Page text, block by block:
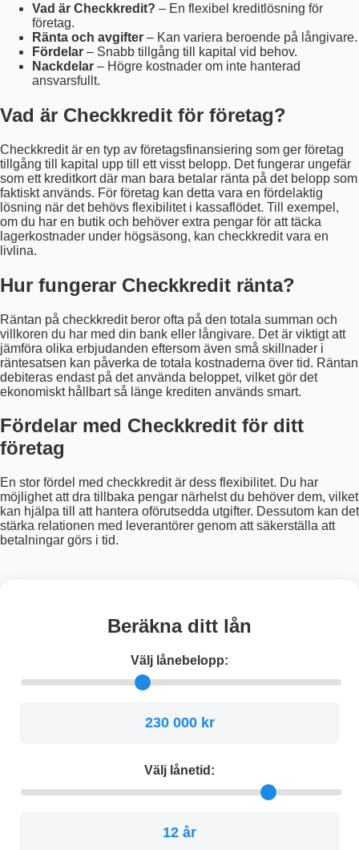
Vad är Checkkredit? – En flexibel kreditlösning för
företag.
Ränta och avgifter – Kan variera beroende på långivare.
Fördelar – Snabb tillgång till kapital vid behov.
Nackdelar – Högre kostnader om inte hanterad
ansvarsfullt.
Vad är Checkkredit för företag?
Checkkredit är en typ av företagsfinansiering som ger företag
tillgång till kapital upp till ett visst belopp. Det fungerar ungefär
som ett kreditkort där man bara betalar ränta på det belopp som
faktiskt används. För företag kan detta vara en fördelaktig
lösning när det behövs flexibilitet i kassaflödet. Till exempel,
om du har en butik och behöver extra pengar för att täcka
lagerkostnader under högsäsong, kan checkkredit vara en
livlina.
Hur fungerar Checkkredit ränta?
Räntan på checkkredit beror ofta på den totala summan och
villkoren du har med din bank eller långivare. Det är viktigt att
jämföra olika erbjudanden eftersom även små skillnader i
räntesatsen kan påverka de totala kostnaderna över tid. Räntan
debiteras endast på det använda beloppet, vilket gör det
ekonomiskt hållbart så länge krediten används smart.
Fördelar med Checkkredit för ditt
företag
En stor fördel med checkkredit är dess flexibilitet. Du har
möjlighet att dra tillbaka pengar närhelst du behöver dem, vilket
kan hjälpa till att hantera oförutsedda utgifter. Dessutom kan det
stärka relationen med leverantörer genom att säkerställa att
betalningar görs i tid.
Beräkna ditt lån
Välj lånebelopp:
230 000 kr
Välj lånetid:
12 år